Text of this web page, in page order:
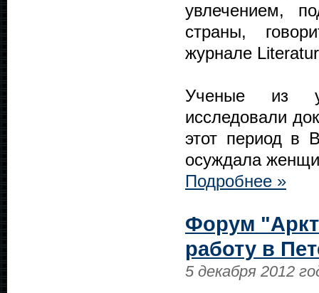
увлечением,
страны,
журнале
Ученые из
исследовали
этот период в
осуждала
Подробнее »
Форум
работу в
5 декабря 2012